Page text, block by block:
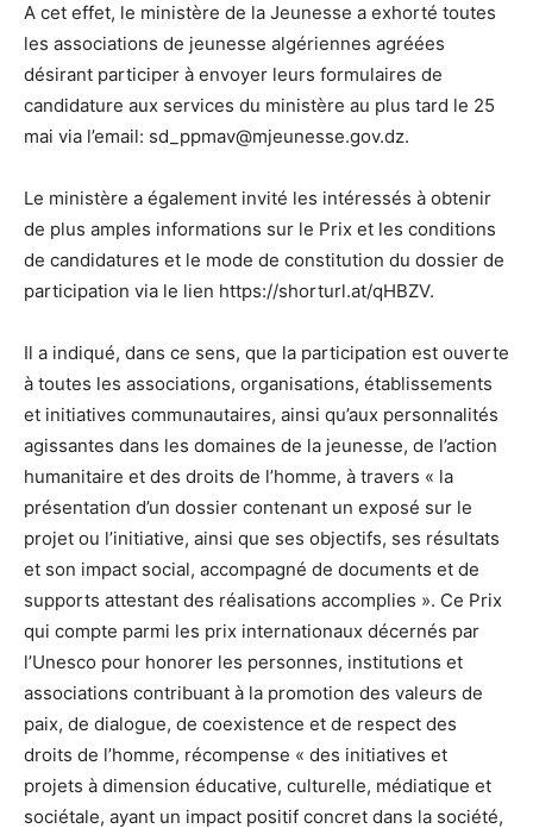
A cet effet, le ministère de la Jeunesse a exhorté toutes
les associations de jeunesse algériennes agréées
désirant participer à envoyer leurs formulaires de
candidature aux services du ministère au plus tard le 25
mai via l’email: sd_ppmav@mjeunesse.gov.dz.
Le ministère a également invité les intéressés à obtenir
de plus amples informations sur le Prix et les conditions
de candidatures et le mode de constitution du dossier de
participation via le lien https://shorturl.at/qHBZV.
Il a indiqué, dans ce sens, que la participation est ouverte
à toutes les associations, organisations, établissements
et initiatives communautaires, ainsi qu’aux personnalités
agissantes dans les domaines de la jeunesse, de l’action
humanitaire et des droits de l’homme, à travers « la
présentation d’un dossier contenant un exposé sur le
projet ou l’initiative, ainsi que ses objectifs, ses résultats
et son impact social, accompagné de documents et de
supports attestant des réalisations accomplies ». Ce Prix
qui compte parmi les prix internationaux décernés par
l’Unesco pour honorer les personnes, institutions et
associations contribuant à la promotion des valeurs de
paix, de dialogue, de coexistence et de respect des
droits de l’homme, récompense « des initiatives et
projets à dimension éducative, culturelle, médiatique et
sociétale, ayant un impact positif concret dans la société,